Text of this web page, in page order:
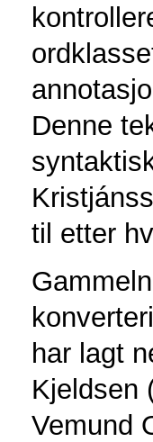
Denne
til etter
har lagt
Kjeldsen
Vemund